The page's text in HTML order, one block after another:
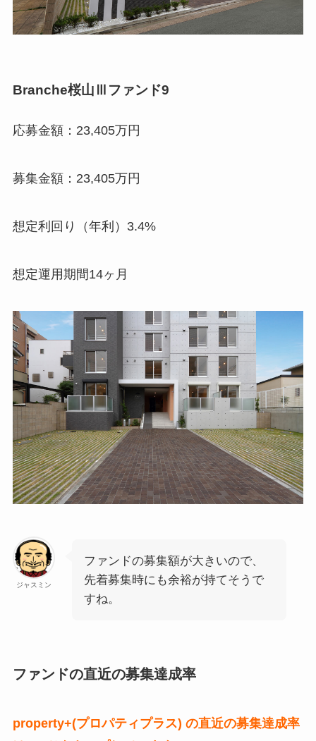
Branche桜山Ⅲファンド9
応募金額：23,405万円
募集金額：23,405万円
想定利回り（年利）3.4%
想定運用期間14ヶ月
ジャスミン
ファンドの募集額が大きいので、
先着募集時にも余裕が持てそうで
すね。
ファンドの直近の募集達成率
property+(プロパティプラス) の直近の募集達成率